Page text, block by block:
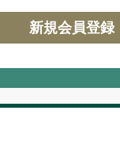
新規会員登録